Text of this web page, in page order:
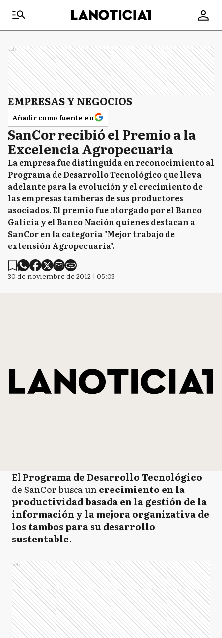
Ads
EMPRESAS Y NEGOCIOS
Añadir como fuente en
SanCor recibió el Premio a la
Excelencia Agropecuaria
La empresa fue distinguida en reconocimiento al
Programa de Desarrollo Tecnológico que lleva
adelante para la evolución y el crecimiento de
las empresas tamberas de sus productores
asociados. El premio fue otorgado por el Banco
Galicia y el Banco Nación quienes destacan a
SanCor en la categoría "Mejor trabajo de
extensión Agropecuaria".
30 de noviembre de 2012 | 05:03
ElPrograma de Desarrollo Tecnológico
de SanCor busca uncrecimiento en la
productividad basada en la gestión de la
información y la mejora organizativa de
los tambos para su desarrollo
sustentable.
Ads